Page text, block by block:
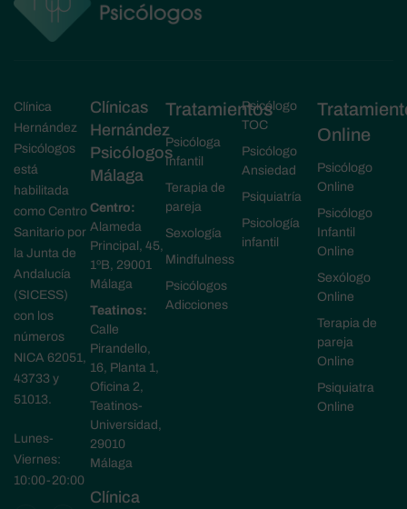
Clínica
Hernández
Psicólogos
está
habilitada
como Centro
Sanitario por
la Junta de
Andalucía
(SICESS)
con los
números
NICA 62051,
43733 y
51013.
Lunes-
Viernes:
10:00-20:00
Clínicas
Hernández
Psicólogos
Málaga
Centro:
Alameda
Principal, 45,
1ºB, 29001
Málaga
Teatinos:
Calle
Pirandello,
16, Planta 1,
Oficina 2,
Teatinos-
Universidad,
29010
Málaga
Clínica
Tratamientos
Psicóloga
Infantil
Terapia de
pareja
Sexología
Mindfulness
Psicólogos
Adicciones
Psicólogo
TOC
Psicólogo
Ansiedad
Psiquiatría
Psicología
infantil
Online
Psicólogo
Online
Psicólogo
Infantil
Online
Sexólogo
Online
Terapia de
pareja
Online
Psiquiatra
Online